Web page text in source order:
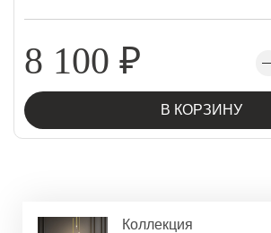
8 100 ₽
В КОРЗИНУ
Коллекция